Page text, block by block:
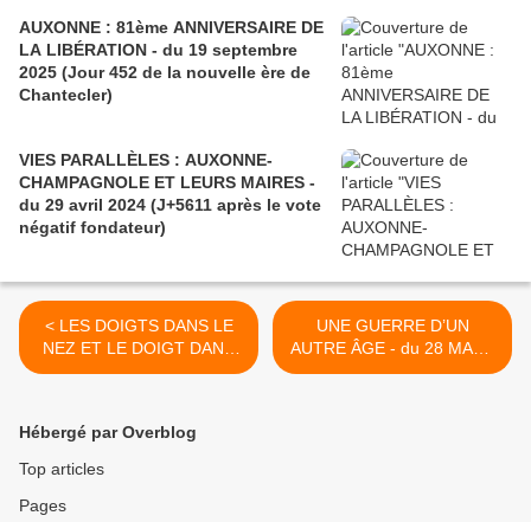
AUXONNE : 81ème ANNIVERSAIRE DE
LA LIBÉRATION - du 19 septembre
2025 (Jour 452 de la nouvelle ère de
Chantecler)
VIES PARALLÈLES : AUXONNE-
CHAMPAGNOLE ET LEURS MAIRES -
du 29 avril 2024 (J+5611 après le vote
négatif fondateur)
< LES DOIGTS DANS LE
NEZ ET LE DOIGT DANS
L’ŒIL - du 25 MARS 2015
UNE GUERRE D’UN
AUTRE ÂGE - du 28 MARS
2015 (J+2292 après le vote
Hébergé par Overblog
Top articles
Pages